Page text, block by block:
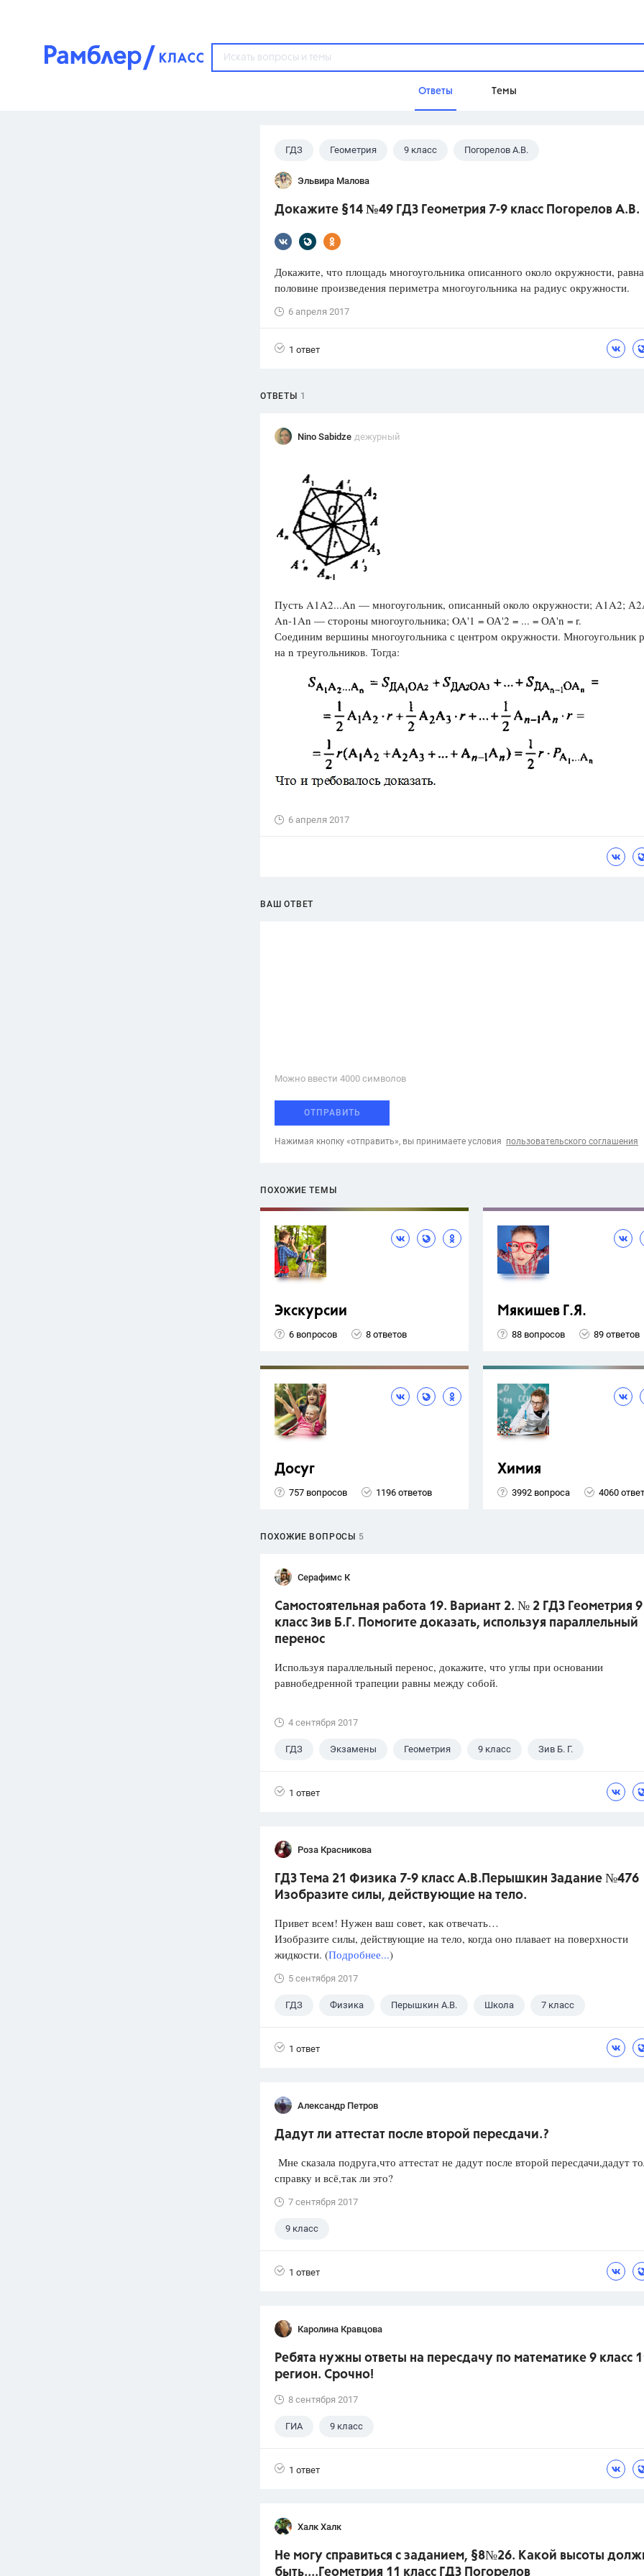
Ответы Темы
Популярные темы
ГДЗ
3273 ответа
3460 ответов
ФИПИ
ответов
Вузы
82 ответа
Spotlight
1551 ответ
ответов
Домашнее задание
ГДЗ Геометрия 9 класс Погорелов А.В.
Эльвира Малова
Докажите §14 №49 ГДЗ Геометрия 7-9 класс Погорелов А.В.
Докажите, что площадь многоугольника описанного около окружности, равна
половине произведения периметра многоугольника на радиус окружности.
6 апреля 2017
1 ответ
ОТВЕТЫ 1
Nino Sabidze дежурный
Пусть Α1Α2...Αn — многоугольник, описанный около окружности; A1A2;
Αn-1Αn — стороны многоугольника; OA'1 = ОА'2 = ... = ОА'n = r.
Соединим вершины многоугольника с центром окружности. Многоугольник
на n треугольников. Тогда:
6 апреля 2017
ВАШ ОТВЕТ
Можно ввести 4000 cимволов
ОТПРАВИТЬ
Нажимая кнопку «отправить», вы принимаете условия пользовательского соглашения
ПОХОЖИЕ ТЕМЫ
Экскурсии
6 вопросов 8 ответов
Мякишев Г.Я.
88 вопросов 89 ответов
Досуг
757 вопросов 1196 ответов
Химия
3992 вопроса 4060
ПОХОЖИЕ ВОПРОСЫ 5
Серафимс К
Самостоятельная работа 19. Вариант 2. № 2 ГДЗ Геометрия 9
класс Зив Б.Г. Помогите доказать, используя параллельный
перенос
Используя параллельный перенос, докажите, что углы при основании
равнобедренной трапеции равны между собой.
4 сентября 2017
ГДЗ Экзамены Геометрия 9 класс Зив Б. Г.
1 ответ
Роза Красникова
ГДЗ Тема 21 Физика 7-9 класс А.В.Перышкин Задание №476
Изобразите силы, действующие на тело.
Привет всем! Нужен ваш совет, как отвечать…
Изобразите силы, действующие на тело, когда оно плавает на поверхности
жидкости. (Подробнее...)
5 сентября 2017
ГДЗ Физика Перышкин А.В. Школа 7 класс
1 ответ
Александр Петров
Дадут ли аттестат после второй пересдачи.?
Мне сказала подруга,что аттестат не дадут после второй пересдачи,дадут
справку и всё,так ли это?
7 сентября 2017
9 класс
1 ответ
Каролина Кравцова
Ребята нужны ответы на пересдачу по математике 9 класс
регион. Срочно!
8 сентября 2017
ГИА 9 класс
1 ответ
Халк Халк
Не могу справиться с заданием, §8№26. Какой высоты
быть....Геометрия 11 класс ГДЗ Погорелов